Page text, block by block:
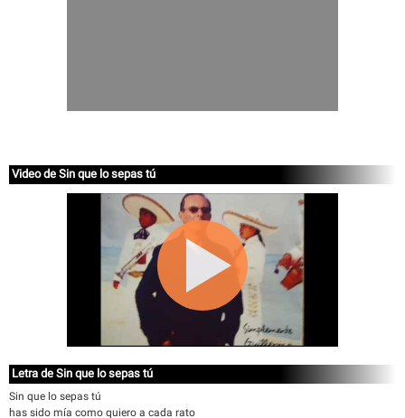
Video de Sin que lo sepas tú
Letra de Sin que lo sepas tú
Sin que lo sepas tú
has sido mía como quiero a cada rato